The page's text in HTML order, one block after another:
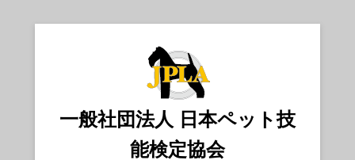
一般社団法人 日本ペット技
能検定協会